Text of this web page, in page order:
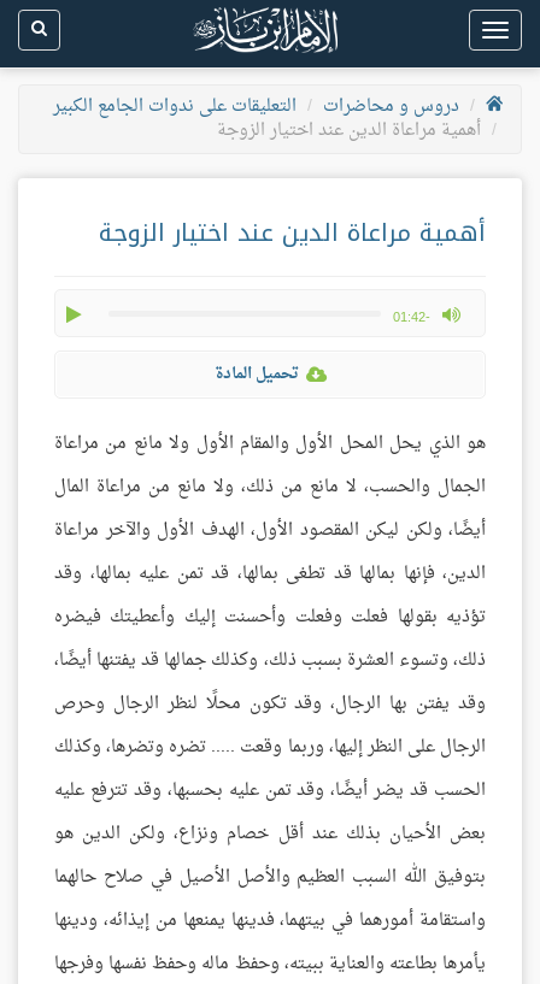
Toggle
navigation
دروس و محاضرات
التعليقات على ندوات الجامع الكبير
أهمية مراعاة الدين عند اختيار الزوجة
أهمية مراعاة الدين عند اختيار الزوجة
-01:42
max volume
تحميل المادة
هو الذي يحل المحل الأول والمقام الأول ولا مانع من مراعاة
الجمال والحسب، لا مانع من ذلك، ولا مانع من مراعاة المال
أيضًا، ولكن ليكن المقصود الأول، الهدف الأول والآخر مراعاة
الدين، فإنها بمالها قد تطغى بمالها، قد تمن عليه بمالها، وقد
تؤذيه بقولها فعلت وفعلت وأحسنت إليك وأعطيتك فيضره
ذلك، وتسوء العشرة بسبب ذلك، وكذلك جمالها قد يفتنها أيضًا،
وقد يفتن بها الرجال، وقد تكون محلًا لنظر الرجال وحرص
الرجال على النظر إليها، وربما وقعت ..... تضره وتضرها، وكذلك
الحسب قد يضر أيضًا، وقد تمن عليه بحسبها، وقد تترفع عليه
بعض الأحيان بذلك عند أقل خصام ونزاع، ولكن الدين هو
بتوفيق الله السبب العظيم والأصل الأصيل في صلاح حالهما
واستقامة أمورهما في بيتهما، فدينها يمنعها من إيذائه، ودينها
يأمرها بطاعته والعناية ببيته، وحفظ ماله وحفظ نفسها وفرجها